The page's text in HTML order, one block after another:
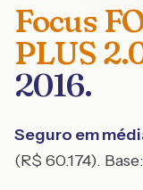
Focus
PLUS
2016.
Seguro em
(R$ 60.174). Base: